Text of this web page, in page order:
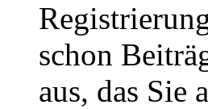
schon
aus, das Sie